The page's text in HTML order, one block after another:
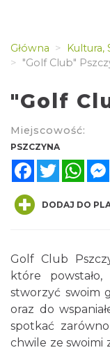
Główna
Kultura,
"Golf Club"
"Golf
Miejscowość:
PSZCZYNA
FacebookTwitter
DODAJ DO
Golf Club
które
stworzyć swoim
oraz do
spotkać
chwile ze swoimi